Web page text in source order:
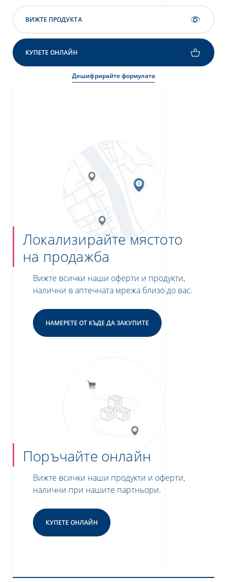
ВИЖТЕ ПРОДУКТА
КУПЕТЕ ОНЛАЙН
Дешифрирайте формулата
Локализирайте мястото
на продажба
Вижте всички наши оферти и продукти,
налични в аптечната мрежа близо до вас.
НАМЕРЕТЕ ОТ КЪДЕ ДА ЗАКУПИТЕ
Поръчайте онлайн
Вижте всички наши продукти и оферти,
налични при нашите партньори.
КУПЕТЕ ОНЛАЙН